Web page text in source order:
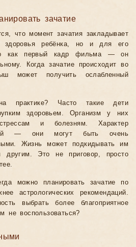
зачатие
что момент зачатия закладывает
здоровья ребёнка, но и для его
как первый кадр фильма — он
Когда зачатие происходит во
может получить ослабленный
практике? Часто такие дети
здоровьем. Организм у них
и болезням. Характер
— они могут быть очень
Жизнь может подкидывать им
другим. Это не приговор, просто
можно планировать зачатие по
астрологических рекомендаций.
выбрать более благоприятное
воспользоваться?